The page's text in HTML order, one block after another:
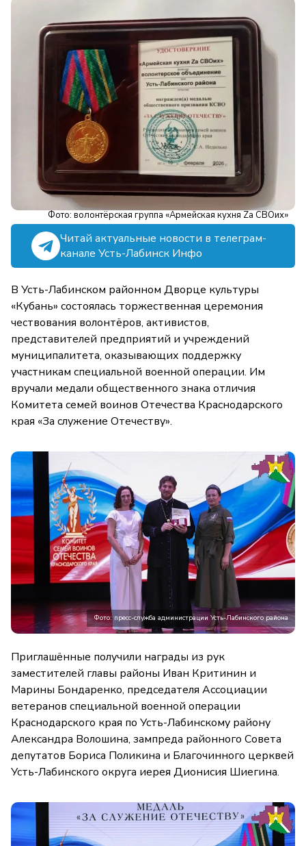
Фото: волонтёрская группа «Армейская кухня Zа СВОих»
Читай актуальные новости в телеграм-
канале Усть-Лабинск Инфо
В Усть-Лабинском районном Дворце культуры
«Кубань» состоялась торжественная церемония
чествования волонтёров, активистов,
представителей предприятий и учреждений
муниципалитета, оказывающих поддержку
участникам специальной военной операции. Им
вручали медали общественного знака отличия
Комитета семей воинов Отечества Краснодарского
края «За служение Отечеству».
Фото: пресс-служба администрации Усть-Лабинского района
Приглашённые получили награды из рук
заместителей главы районы Иван Критинин и
Марины Бондаренко, председателя Ассоциации
ветеранов специальной военной операции
Краснодарского края по Усть-Лабинскому району
Александра Волошина, зампреда районного Совета
депутатов Бориса Поликина и Благочинного церквей
Усть-Лабинского округа иерея Дионисия Шиегина.